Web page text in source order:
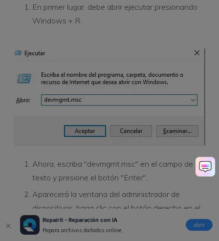
Repairit - Reparación con IA
Repara archivos dañados online.
abrir
En primer lugar, debe abrir ejecutar presionando
Windows + R.
Ahora, escriba "devmgmt.msc" en el campo de
texto y presione el botón "Enter".
Aparecerá la ventana del administrador de
dispositivos, haga clic con el botón derecho en el
dispositivo de hardware que desea actualizar.